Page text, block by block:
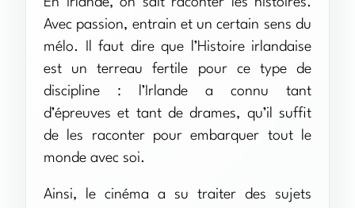
Avec passion, entrain et un certain sens du
mélo. Il faut dire que l’Histoire irlandaise
est un terreau fertile pour ce type de
discipline : l’Irlande a connu tant
d’épreuves et tant de drames, qu’il suffit
de les raconter pour embarquer tout le
monde avec soi.
Ainsi, le cinéma a su traiter des sujets